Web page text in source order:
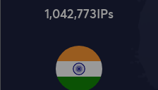
1,042,773 IPs